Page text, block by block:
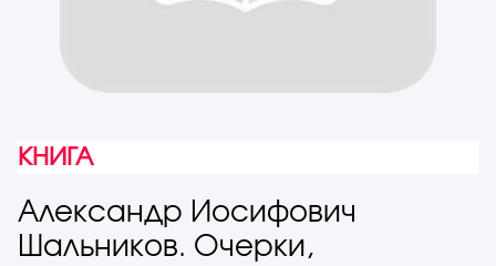
КНИГА
Александр Иосифович
Шальников. Очерки,